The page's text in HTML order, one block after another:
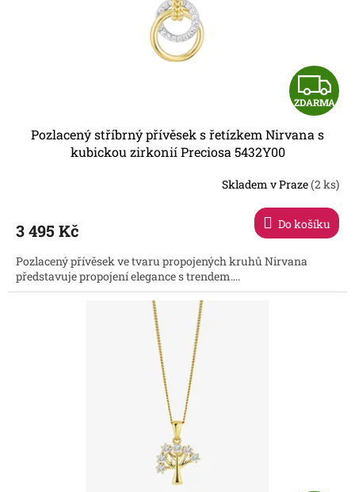
Z
D
R
ZDARMA
Pozlacený stříbrný přívěsek s řetízkem Nirvana s
kubickou zirkonií Preciosa 5432Y00
Skladem v Praze(2 ks)
3 495 Kč Do košíku
Pozlacený přívěsek ve tvaru propojených kruhů Nirvana
představuje propojení elegance s trendem....